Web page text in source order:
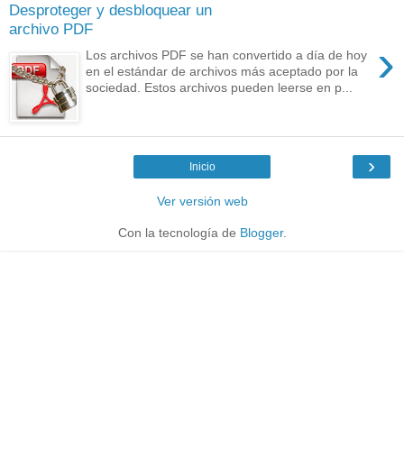
Desproteger y desbloquear un
archivo PDF
›
Los archivos PDF se han convertido a día de hoy
en el estándar de archivos más aceptado por la
sociedad. Estos archivos pueden leerse en p...
›
Inicio
Ver versión web
Con la tecnología de Blogger.